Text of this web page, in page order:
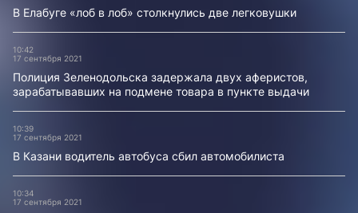
В Елабуге «лоб в лоб» столкнулись две легковушки
10:42
17 сентября 2021
Полиция Зеленодольска задержала двух аферистов,
зарабатывавших на подмене товара в пункте выдачи
10:39
17 сентября 2021
В Казани водитель автобуса сбил автомобилиста
10:34
17 сентября 2021